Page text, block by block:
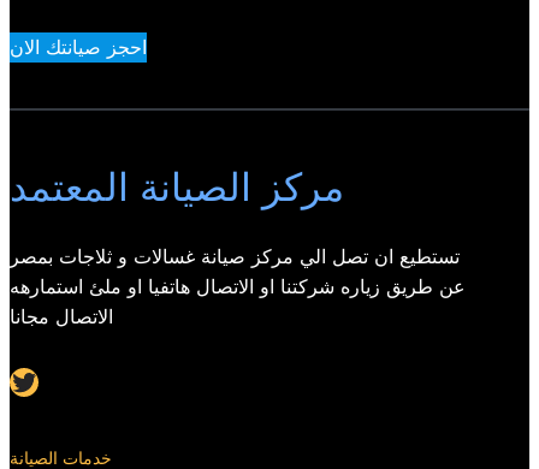
احجز صيانتك الان
مركز الصيانة المعتمد
تستطيع ان تصل الي مركز صيانة غسالات و ثلاجات بمصر
عن طريق زياره شركتنا او الاتصال هاتفيا او ملئ استمارهه
الاتصال مجانا
Twitter
خدمات الصيانة